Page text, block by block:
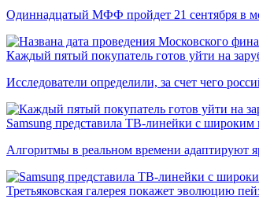
Одиннадцатый МФФ пройдет 21 сентября в
Каждый пятый покупатель готов уйти на
Исследователи определили, за счет чего
Samsung представила ТВ-линейки с
Алгоритмы в реальном времени адаптируют
Третьяковская галерея покажет эволюцию